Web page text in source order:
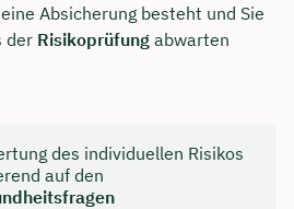
eine Absicherung besteht und Sie
der Risikoprüfung abwarten
des individuellen Risikos
auf den